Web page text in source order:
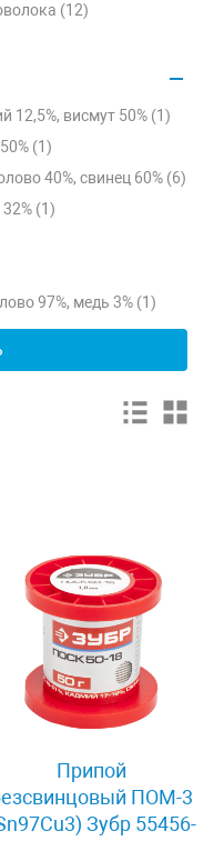
(12)
12,5%, висмут 50% (1 )
(1 )
40%, свинец 60% (6)
(1 )
97%, медь 3% (1 )
Припой
ПОМ-3
Зубр 55456-